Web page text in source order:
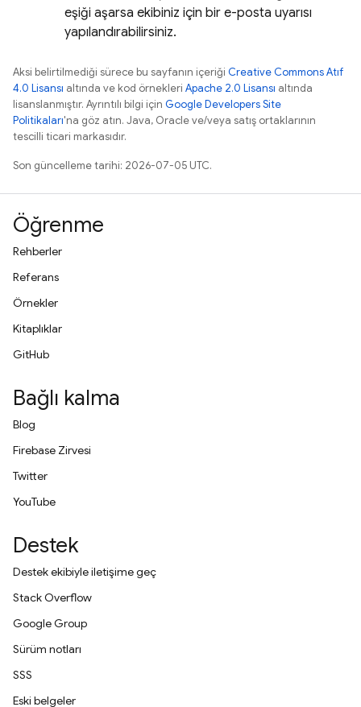
eşiği aşarsa ekibiniz için bir e-posta uyarısı
yapılandırabilirsiniz.
Aksi belirtilmediği sürece bu sayfanın içeriği Creative Commons Atıf
4.0 Lisansı altında ve kod örnekleri Apache 2.0 Lisansı altında
lisanslanmıştır. Ayrıntılı bilgi için Google Developers Site
Politikaları'na göz atın. Java, Oracle ve/veya satış ortaklarının
tescilli ticari markasıdır.
Son güncelleme tarihi: 2026-07-05 UTC.
Öğrenme
Rehberler
Referans
Örnekler
Kitaplıklar
GitHub
Bağlı kalma
Blog
Firebase Zirvesi
Twitter
YouTube
Destek
Destek ekibiyle iletişime geç
Stack Overflow
Google Group
Sürüm notları
SSS
Eski belgeler